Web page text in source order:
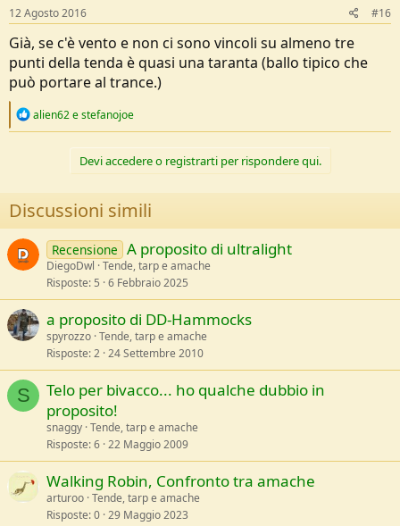
12 Agosto 2016 #16
Già, se c'è vento e non ci sono vincoli su almeno tre
punti della tenda è quasi una taranta (ballo tipico che
può portare al trance.)
R
n
s
:
alien62estefanojoe
Devi accedere o registrarti per rispondere qui.
Discussioni simili
Recensione A proposito di ultralight
DiegoDwl Tende, tarp e amache
Risposte 5 6 Febbraio 2025
a proposito di DD-Hammocks
spyrozzo Tende, tarp e amache
Risposte 2 24 Settembre 2010
S
Telo per bivacco... ho qualche dubbio in
proposito!
snaggy Tende, tarp e amache
Risposte 6 22 Maggio 2009
Walking Robin, Confronto tra amache
arturoo Tende, tarp e amache
Risposte 0 29 Maggio 2023